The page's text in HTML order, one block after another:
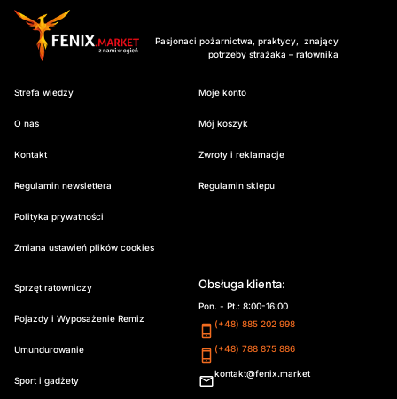
Pasjonaci pożarnictwa, praktycy, znający
potrzeby strażaka – ratownika
Strefa wiedzy
O nas
Kontakt
Regulamin newslettera
Polityka prywatności
Zmiana ustawień plików cookies
Moje konto
Mój koszyk
Zwroty i reklamacje
Regulamin sklepu
Sprzęt ratowniczy
Pojazdy i Wyposażenie Remiz
Umundurowanie
Sport i gadżety
Obsługa klienta:
Pon. - Pt.: 8:00-16:00
(+48) 885 202 998
(+48) 788 875 886
kontakt@fenix.market